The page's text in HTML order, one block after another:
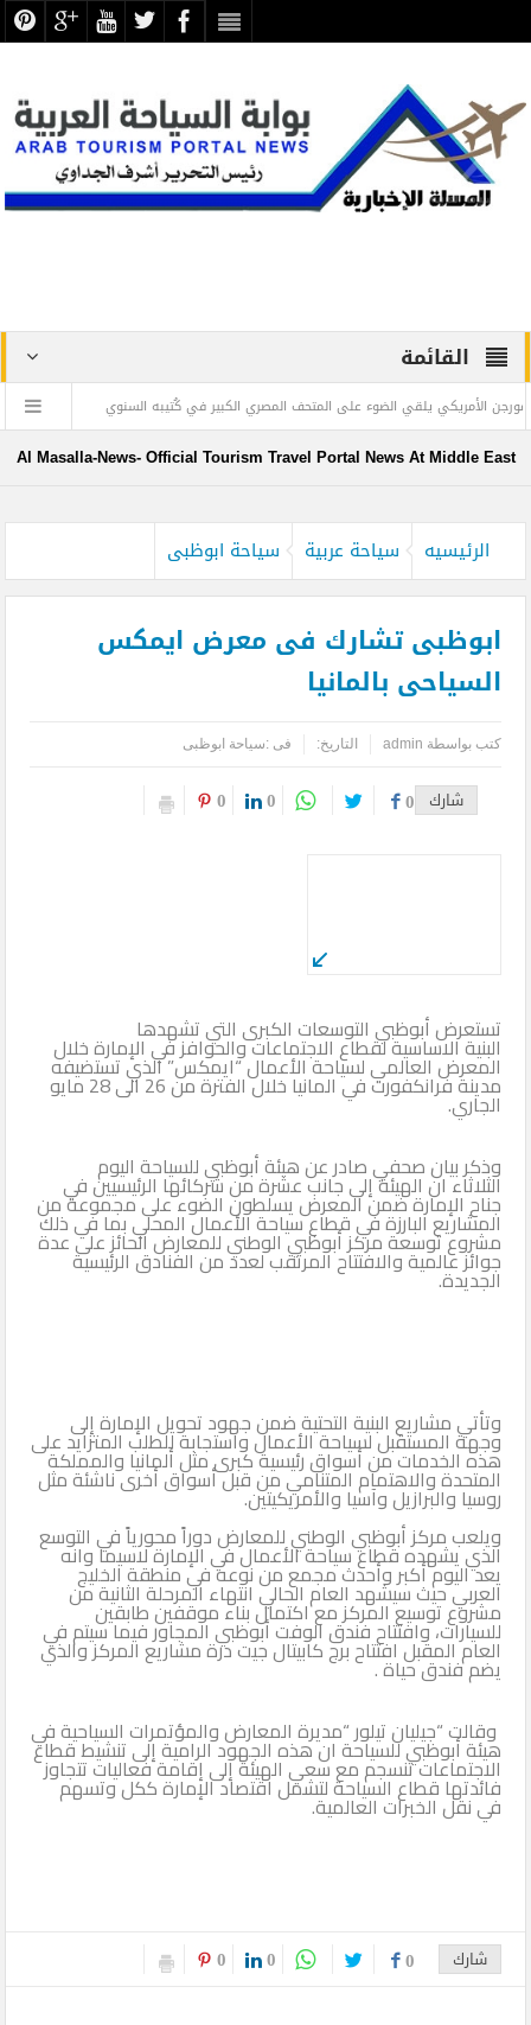
القائمة
يلقي الضوء على المتحف المصري الكبير في كُتيبه السنوي ” ويليام بولتون
Al Masalla-News- Official Tourism Travel Portal News At Middle East
الرئيسيه سياحة عربية سياحة ابوظبى
ابوظبى تشارك فى معرض ايمكس
السياحى بالمانيا
كتب بواسطة admin التاريخ: فى :سياحة ابوظبى
شارك 0
0
0
تستعرض أبوظبي التوسعات الكبرى التي تشهدها
البنية الاساسية لقطاع الاجتماعات والحوافز في الإمارة خلال
المعرض العالمي لسياحة الأعمال “ايمكس” الذي تستضيفه
مدينة فرانكفورت في المانيا خلال الفترة من 26 الى 28 مايو
الجاري.
وذكر بيان صحفي صادر عن هيئة أبوظبي للسياحة اليوم
الثلاثاء ان الهيئة إلى جانب عشرة من شركائها الرئيسيين في
جناح الإمارة ضمن المعرض يسلطون الضوء على مجموعة من
المشاريع البارزة في قطاع سياحة الأعمال المحلي بما في ذلك
مشروع توسعة مركز أبوظبي الوطني للمعارض الحائز على عدة
جوائز عالمية والافتتاح المرتقب لعدد من الفنادق الرئيسية
الجديدة.
وتأتي مشاريع البنية التحتية ضمن جهود تحويل الإمارة إلى
وجهة المستقبل لسياحة الأعمال واستجابة للطلب المتزايد على
هذه الخدمات من أسواق رئيسية كبرى مثل ألمانيا والمملكة
المتحدة والاهتمام المتنامي من قبل أسواق أخرى ناشئة مثل
روسيا والبرازيل وآسيا والأمريكيتين.
ويلعب مركز أبوظبي الوطني للمعارض دوراً محورياً في التوسع
الذي يشهده قطاع سياحة الأعمال في الإمارة لاسيما وانه
يعد اليوم أكبر وأحدث مجمع من نوعه في منطقة الخليج
العربي حيث سيشهد العام الحالي انتهاء المرحلة الثانية من
مشروع توسيع المركز مع اكتمال بناء موقفين طابقين
للسيارات، وافتتاح فندق الوفت أبوظبي المجاور فيما سيتم في
العام المقبل افتتاح برج كابيتال جيت درة مشاريع المركز والذي
يضم فندق حياة .
وقالت “جيليان تيلور “مديرة المعارض والمؤتمرات السياحية في
هيئة أبوظبي للسياحة ان هذه الجهود الرامية إلى تنشيط قطاع
الاجتماعات تنسجم مع سعي الهيئة إلى إقامة فعاليات تتجاوز
فائدتها قطاع السياحة لتشمل اقتصاد الإمارة ككل وتسهم
في نقل الخبرات العالمية.
شارك 0
0
0